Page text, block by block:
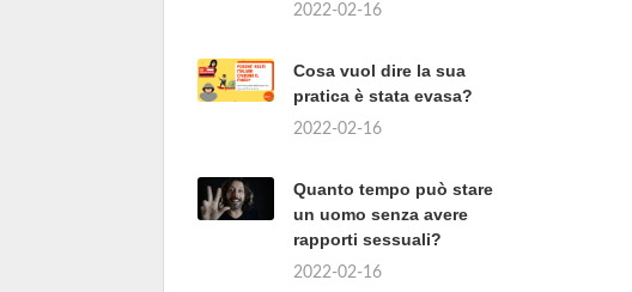
2022-02-16
Cosa vuol dire la sua
pratica è stata evasa?
2022-02-16
Quanto tempo può stare
un uomo senza avere
rapporti sessuali?
2022-02-16